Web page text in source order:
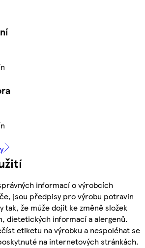
informací o výrobcích
jsou předpisy pro výrobu potravin
tak, že může dojít ke změně složek
dietetických informací a alergenů.
etiketu na výrobku a nespoléhat se
na internetových stránkách.